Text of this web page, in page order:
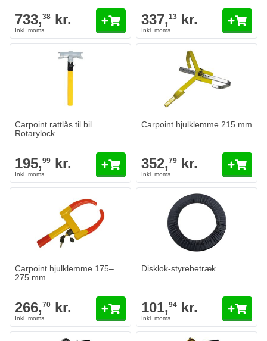
733,38 kr. 337,13 kr.
Carpoint rattlås til bil
Rotarylock
195,99 kr.
Carpoint hjulklemme 215 mm
352,79 kr.
Carpoint hjulklemme 175–
275 mm
266,70 kr.
Disklok-styrebetræk
101,94 kr.